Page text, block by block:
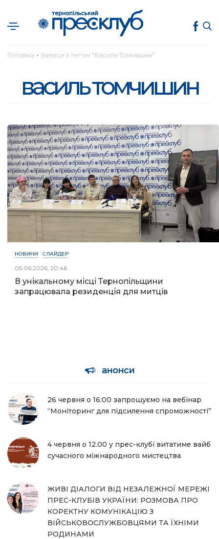
Головна ● Записи з тегом "Василь Томчишин"
василь томчишин
НОВИНИ СЛАЙДЕР
05.06.2026, 20:46
В унікальному місці Тернопільщини
запрацювала резиденція для митців
анонси
26 червня о 16:00 запрошуємо на вебінар
“Моніторинг для підсилення спроможності”
4 червня о 12.00 у прес-клубі витатиме вайб
сучасного міжнародного мистецтва
ЖИВІ ДІАЛОГИ ВІД НЕЗАЛЕЖНОЇ МЕРЕЖІ
ПРЕС-КЛУБІВ УКРАЇНИ: РОЗМОВА ПРО
КОРЕКТНУ КОМУНІКАЦІЮ З
ВІЙСЬКОВОСЛУЖБОВЦЯМИ ТА ЇХНІМИ
РОДИНАМИ